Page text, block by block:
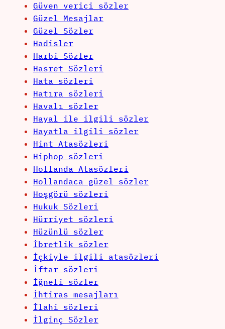
Güven verici sözler
Güzel Mesajlar
Güzel Sözler
Hadisler
Harbi Sözler
Hasret Sözleri
Hata sözleri
Hatıra sözleri
Havalı sözler
Hayal ile ilgili sözler
Hayatla ilgili sözler
Hint Atasözleri
Hiphop sözleri
Hollanda Atasözleri
Hollandaca güzel sözler
Hoşgörü sözleri
Hukuk Sözleri
Hürriyet sözleri
Hüzünlü sözler
İbretlik sözler
İçkiyle ilgili atasözleri
İftar sözleri
İğneli sözler
İhtiras mesajları
İlahi sözleri
İlginç Sözler